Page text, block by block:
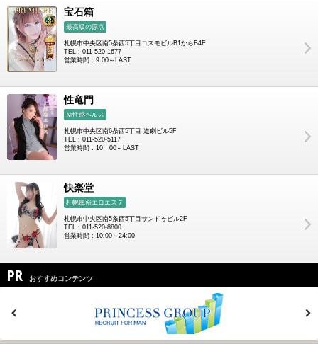
宝石箱
最高級の原点
札幌市中央区南5条西5丁目コスモビルB1からB4F
TEL : 011-520-1677
営業時間 : 9:00～LAST
性竜門
Ｍ性感ヘルス
札幌市中央区南6条西5丁目 道劇ビル5F
TEL : 011-520-5117
営業時間 : 10：00～LAST
快楽堂
札幌風俗エロエステ
札幌市中央区南5条西5丁目サンドゥビル2F
TEL : 011-520-8800
営業時間 : 10:00～24:00
PR おすすめコンテンツ